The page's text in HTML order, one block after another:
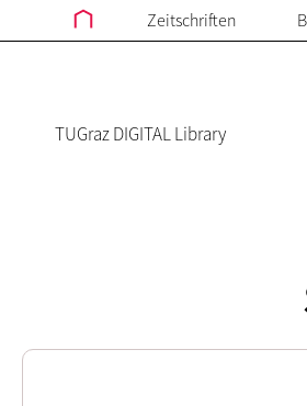
Zeitschriften
TUGraz DIGITAL Library